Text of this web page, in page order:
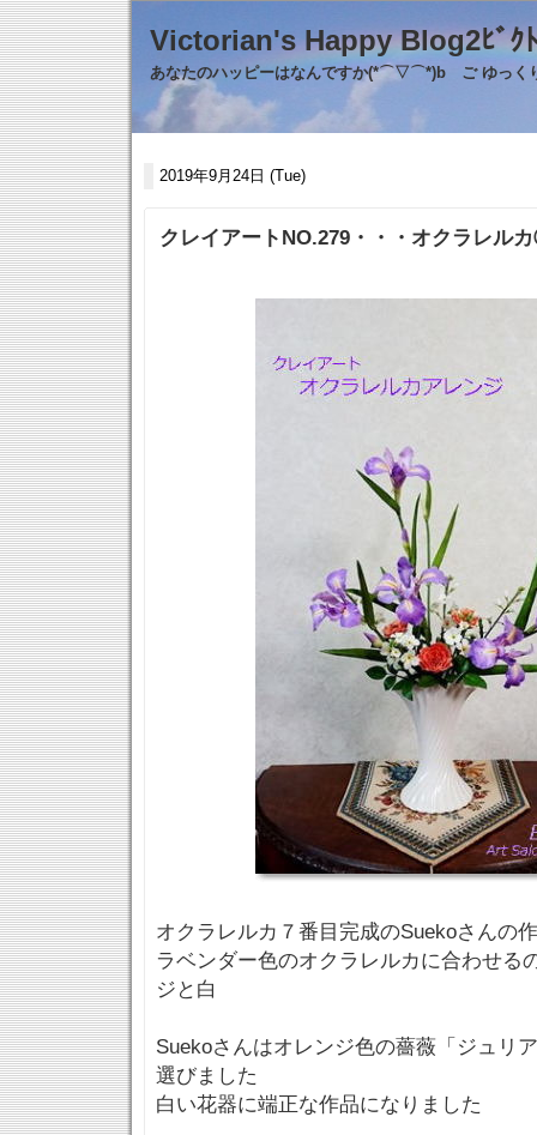
Victorian's Happy
あなたのハッピーはなんですか(*⌒▽⌒*)b ご ゆっく
2019年9月24日 (Tue)
クレイアートNO.279・・・オクラレル
オクラレルカ７番目完成のSuekoさんの
ラベンダー色のオクラレルカに合わせる
ジと白
Suekoさんはオレンジ色の薔薇「ジュリ
選びました
白い花器に端正な作品になりました